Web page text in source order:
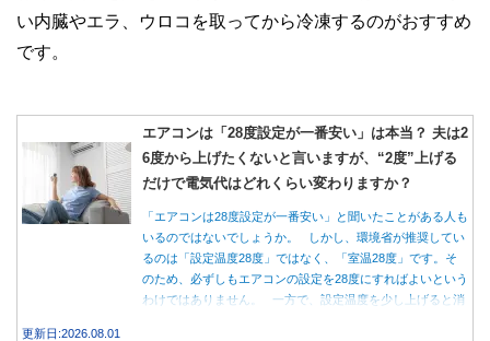
い内臓やエラ、ウロコを取ってから冷凍するのがおすすめ
です。
エアコンは「28度設定が一番安い」は本当？ 夫は2
6度から上げたくないと言いますが、“2度”上げる
だけで電気代はどれくらい変わりますか？
「エアコンは28度設定が一番安い」と聞いたことがある人も
いるのではないでしょうか。 しかし、環境省が推奨してい
るのは「設定温度28度」ではなく、「室温28度」です。そ
のため、必ずしもエアコンの設定を28度にすればよいという
わけではありません。 一方で、設定温度を少し上げると消
更新日:2026.08.01